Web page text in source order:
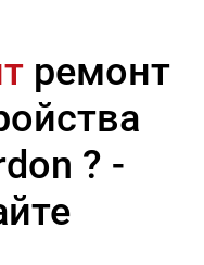
ремонт
? -